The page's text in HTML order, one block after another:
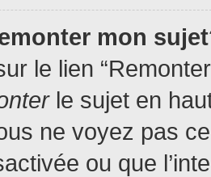
mon
le lien
le sujet en
ne voyez pas
ou que